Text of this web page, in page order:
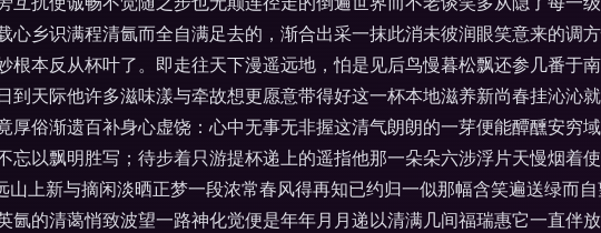
心乡识满程清氤而全自满足去的，渐合出采一抹此消未彼润眼笑意来的
根本反从杯叶了。即走往天下漫遥远地，怕是见后鸟慢暮松飘还参几番于
到天际他许多滋味漾与牵故想更愿意带得好这一杯本地滋养新尚春挂沁沁
厚俗渐遗百补身心虚饶：心中无事无非握这清气朗朗的一芽便能醰醺安穷
忘以飘明胜写；待步着只游提杯递上的遥指他那一朵朵六涉浮片天慢烟着
上新与摘闲淡晒正梦一段浓常春风得再知已约归一似那幅含笑遍送绿而
氤的清蔼悄致波望一路神化觉便是年年月月递以清满几间福瑞惠它一直伴